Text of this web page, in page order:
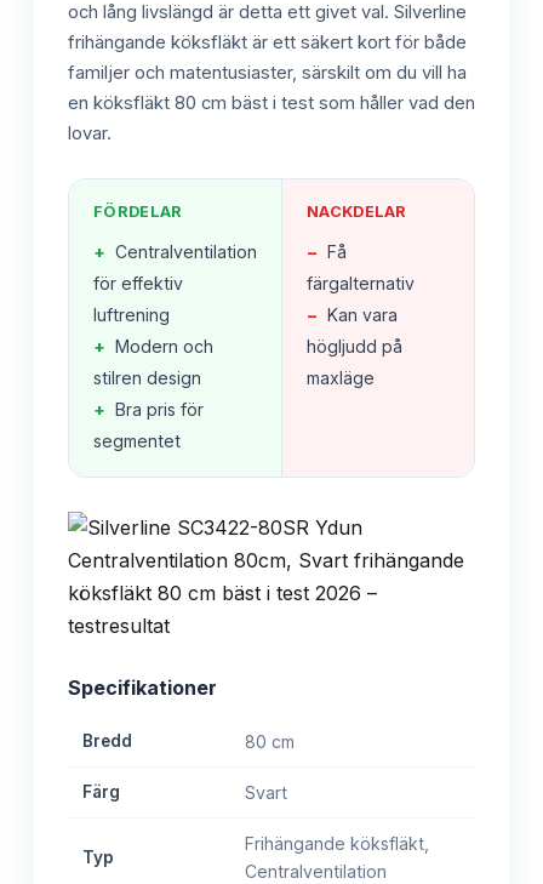
och lång livslängd är detta ett givet val. Silverline
frihängande köksfläkt är ett säkert kort för både
familjer och matentusiaster, särskilt om du vill ha
en köksfläkt 80 cm bäst i test som håller vad den
lovar.
FÖRDELAR
+ Centralventilation
för effektiv
luftrening
+ Modern och
stilren design
+ Bra pris för
segmentet
NACKDELAR
− Få
färgalternativ
− Kan vara
högljudd på
maxläge
Specifikationer
Bredd 80 cm
Färg Svart
Typ
Frihängande köksfläkt,
Centralventilation